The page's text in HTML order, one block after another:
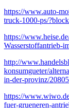
https://www.auto-
truck-1000-ps/
https://
Wasserstoffantrieb-
http://
konsumgueter/
in-der-provinz/
https://
fuer-grueneren-